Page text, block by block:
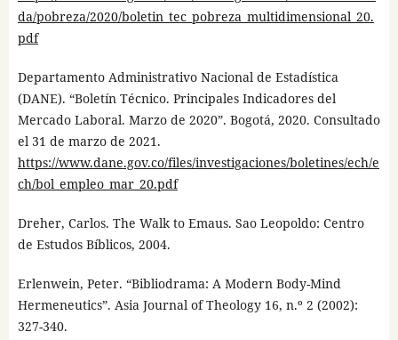
da/pobreza/2020/boletin_tec_pobreza_multidimensional_20.
pdf
Departamento Administrativo Nacional de Estadística
(DANE). “Boletín Técnico. Principales Indicadores del
Mercado Laboral. Marzo de 2020”. Bogotá, 2020. Consultado
el 31 de marzo de 2021.
https://www.dane.gov.co/files/investigaciones/boletines/ech/e
ch/bol_empleo_mar_20.pdf
Dreher, Carlos. The Walk to Emaus. Sao Leopoldo: Centro
de Estudos Bíblicos, 2004.
Erlenwein, Peter. “Bibliodrama: A Modern Body-Mind
Hermeneutics”. Asia Journal of Theology 16, n.º 2 (2002):
327-340.